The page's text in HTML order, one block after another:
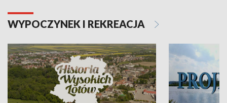
WYPOCZYNEK I REKREACJA